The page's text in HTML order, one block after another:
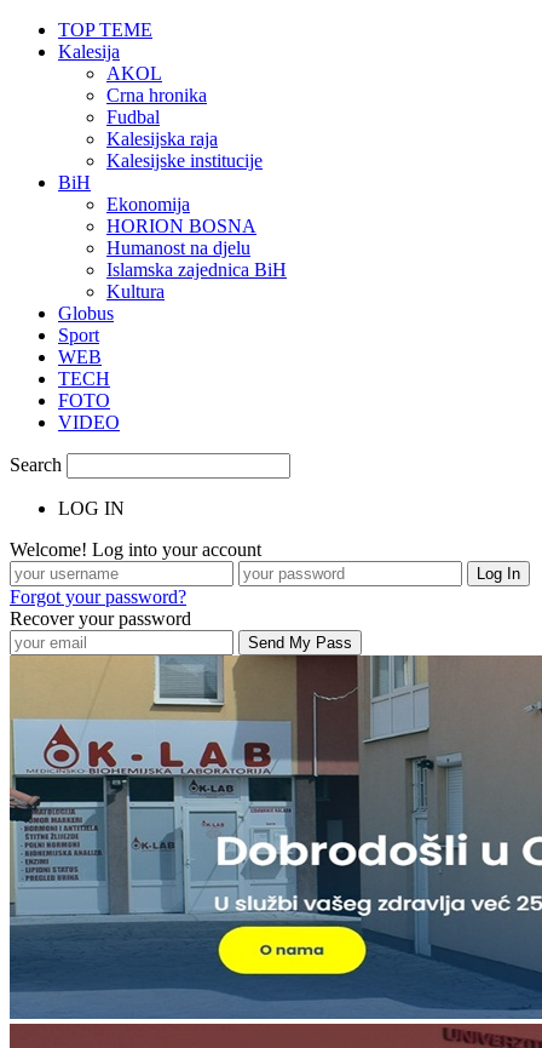
TOP TEME
Kalesija
AKOL
Crna hronika
Fudbal
Kalesijska raja
Kalesijske institucije
BiH
Ekonomija
HORION BOSNA
Humanost na djelu
Islamska zajednica BiH
Kultura
Globus
Sport
WEB
TECH
FOTO
VIDEO
Search
LOG IN
Welcome! Log into your account
Forgot your password?
Recover your password